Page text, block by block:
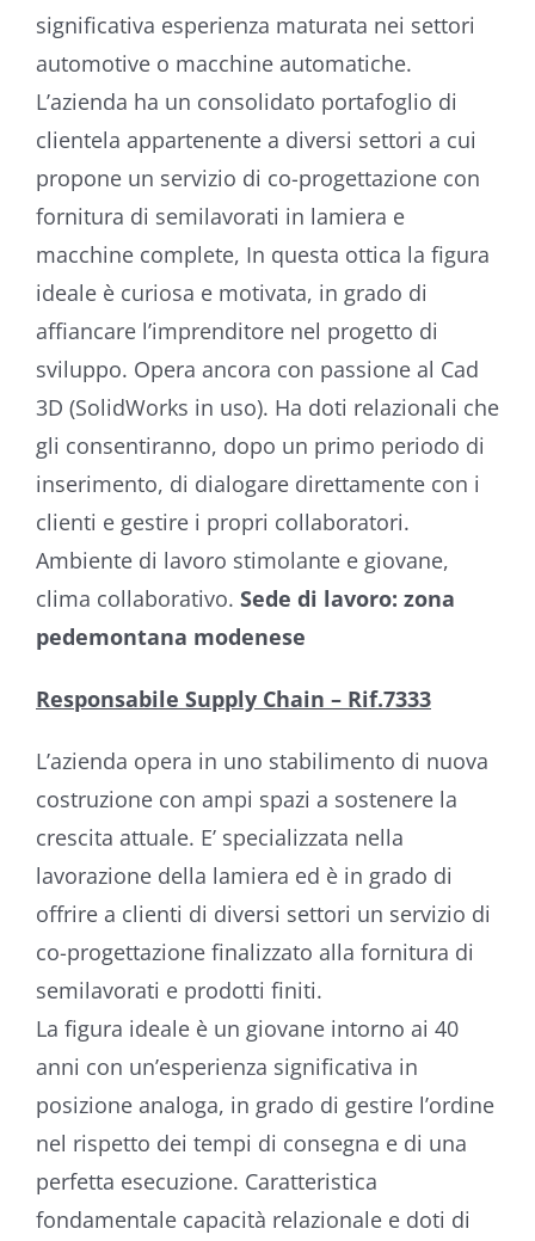
significativa esperienza maturata nei settori
automotive o macchine automatiche.
L’azienda ha un consolidato portafoglio di
clientela appartenente a diversi settori a cui
propone un servizio di co-progettazione con
fornitura di semilavorati in lamiera e
macchine complete, In questa ottica la figura
ideale è curiosa e motivata, in grado di
affiancare l’imprenditore nel progetto di
sviluppo. Opera ancora con passione al Cad
3D (SolidWorks in uso). Ha doti relazionali che
gli consentiranno, dopo un primo periodo di
inserimento, di dialogare direttamente con i
clienti e gestire i propri collaboratori.
Ambiente di lavoro stimolante e giovane,
clima collaborativo. Sede di lavoro: zona
pedemontana modenese
Responsabile Supply Chain – Rif.7333
L’azienda opera in uno stabilimento di nuova
costruzione con ampi spazi a sostenere la
crescita attuale. E’ specializzata nella
lavorazione della lamiera ed è in grado di
offrire a clienti di diversi settori un servizio di
co-progettazione finalizzato alla fornitura di
semilavorati e prodotti finiti.
La figura ideale è un giovane intorno ai 40
anni con un’esperienza significativa in
posizione analoga, in grado di gestire l’ordine
nel rispetto dei tempi di consegna e di una
perfetta esecuzione. Caratteristica
fondamentale capacità relazionale e doti di